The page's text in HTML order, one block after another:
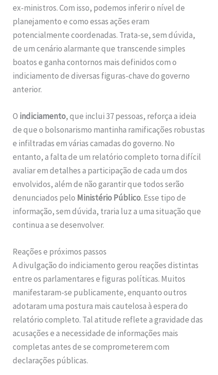
ex-ministros. Com isso, podemos inferir o nível de
planejamento e como essas ações eram
potencialmente coordenadas. Trata-se, sem dúvida,
de um cenário alarmante que transcende simples
boatos e ganha contornos mais definidos com o
indiciamento de diversas figuras-chave do governo
anterior.
O indiciamento, que inclui 37 pessoas, reforça a ideia
de que o bolsonarismo mantinha ramificações robustas
e infiltradas em várias camadas do governo. No
entanto, a falta de um relatório completo torna difícil
avaliar em detalhes a participação de cada um dos
envolvidos, além de não garantir que todos serão
denunciados pelo Ministério Público. Esse tipo de
informação, sem dúvida, traria luz a uma situação que
continua a se desenvolver.
Reações e próximos passos
A divulgação do indiciamento gerou reações distintas
entre os parlamentares e figuras políticas. Muitos
manifestaram-se publicamente, enquanto outros
adotaram uma postura mais cautelosa à espera do
relatório completo. Tal atitude reflete a gravidade das
acusações e a necessidade de informações mais
completas antes de se comprometerem com
declarações públicas.